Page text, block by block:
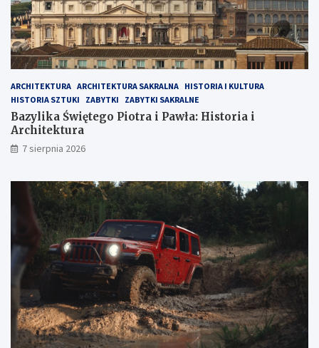
k
i
K
a
l
a
b
r
i
i
a
i
A
r
c
h
i
t
e
k
t
ARCHITEKTURA ARCHITEKTURA SAKRALNA HISTORIA I KULTURA
HISTORIA SZTUKI
ZABYTKI ZABYTKI SAKRALNE
Bazylika Świętego Piotra i Pawła: Historia i
Architektura
7 sierpnia 2026